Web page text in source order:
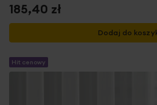
185,40 zł
Dodaj do
Hit cenowy